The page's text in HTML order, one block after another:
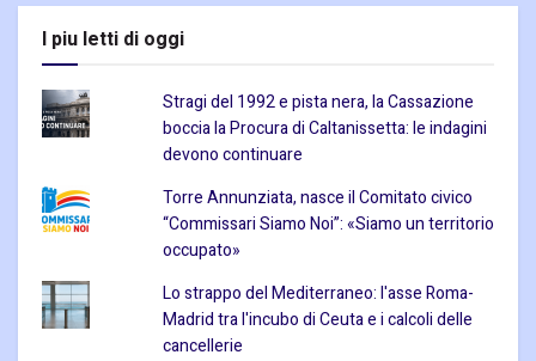
I piu letti di oggi
Stragi del 1992 e pista nera, la Cassazione
boccia la Procura di Caltanissetta: le indagini
devono continuare
Torre Annunziata, nasce il Comitato civico
“Commissari Siamo Noi”: «Siamo un territorio
occupato»
Lo strappo del Mediterraneo: l'asse Roma-
Madrid tra l'incubo di Ceuta e i calcoli delle
cancellerie